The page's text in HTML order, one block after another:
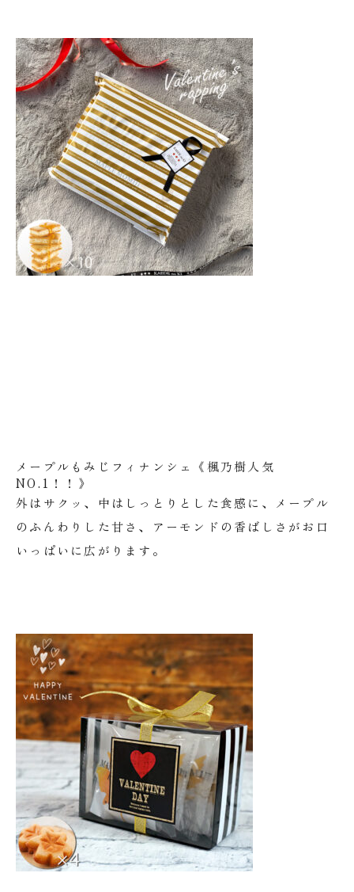
メープルもみじフィナンシェ《楓乃樹人気
NO.1！！》
外はサクッ、中はしっとりとした食感に、メープル
のふんわりした甘さ、アーモンドの香ばしさがお口
いっぱいに広がります。